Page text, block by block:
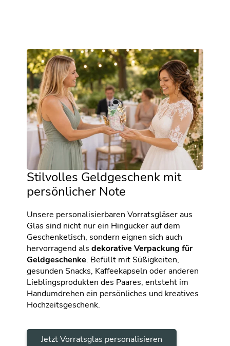
Stilvolles Geldgeschenk mit
persönlicher Note
Unsere personalisierbaren Vorratsgläser aus
Glas sind nicht nur ein Hingucker auf dem
Geschenketisch, sondern eignen sich auch
hervorragend als dekorative Verpackung für
Geldgeschenke. Befüllt mit Süßigkeiten,
gesunden Snacks, Kaffeekapseln oder anderen
Lieblingsprodukten des Paares, entsteht im
Handumdrehen ein persönliches und kreatives
Hochzeitsgeschenk.
Jetzt Vorratsglas personalisieren